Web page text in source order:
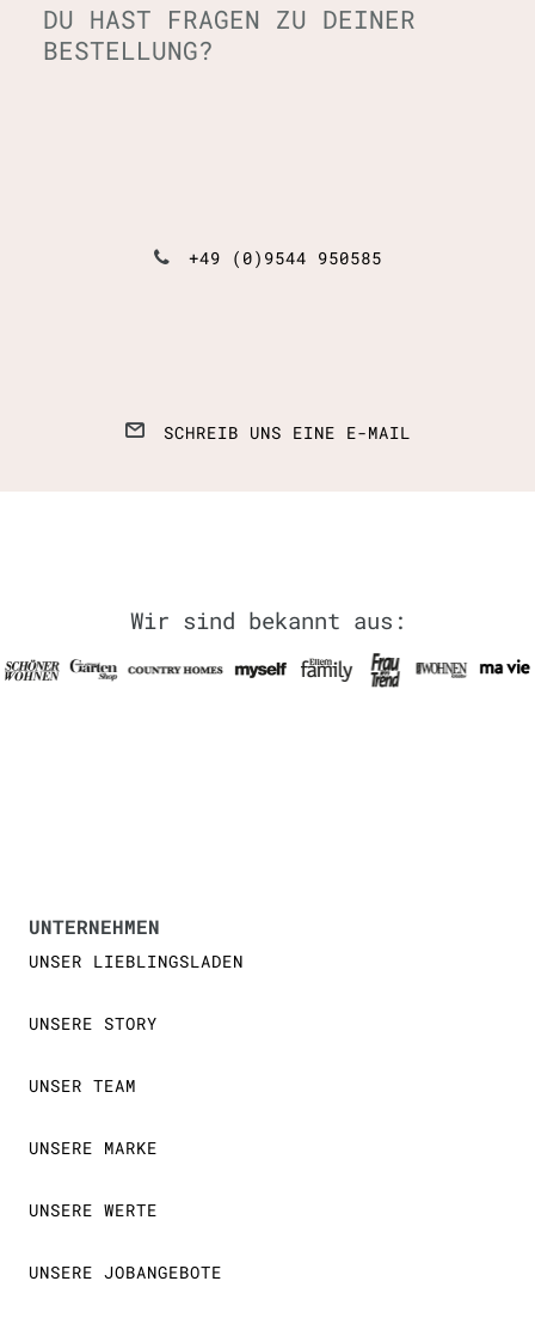
DU HAST FRAGEN ZU DEINER
BESTELLUNG?
+49 (0)9544 950585
SCHREIB UNS EINE E-MAIL
Wir sind bekannt aus:
UNTERNEHMEN
UNSER LIEBLINGSLADEN
UNSERE STORY
UNSER TEAM
UNSERE MARKE
UNSERE WERTE
UNSERE JOBANGEBOTE